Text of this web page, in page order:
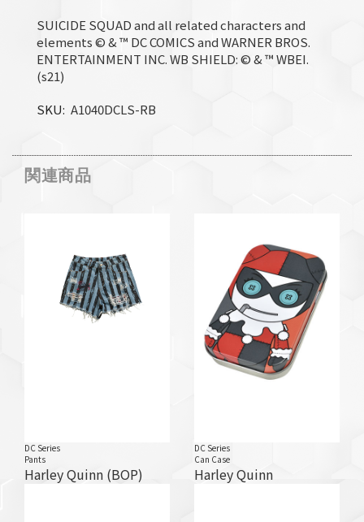
SUICIDE SQUAD and all related characters and
elements © & ™ DC COMICS and WARNER BROS.
ENTERTAINMENT INC. WB SHIELD: © & ™ WBEI.
(s21)
SKU A1040DCLS-RB
関連商品
DC Series
Pants
Harley Quinn (BOP)
DC Series
Can Case
Harley Quinn